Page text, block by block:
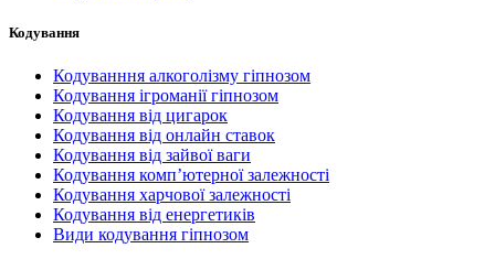
Кодування
Кодуванння алкоголізму гіпнозом
Кодування ігроманії гіпнозом
Кодування від цигарок
Кодування від онлайн ставок
Кодування від зайвої ваги
Кодування комп’ютерної залежності
Кодування харчової залежності
Кодування від енергетиків
Види кодування гіпнозом